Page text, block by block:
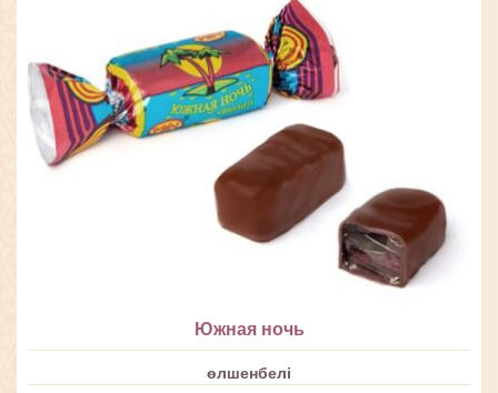
Южная ночь
өлшенбелі